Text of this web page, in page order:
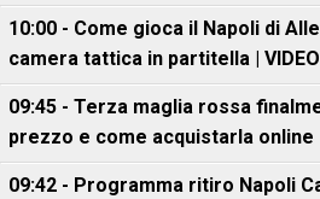
10:00 - Come gioca il Napoli di
camera tattica in partitella |
09:45 - Terza maglia rossa
prezzo e come acquistarla online
09:42 - Programma ritiro Napoli